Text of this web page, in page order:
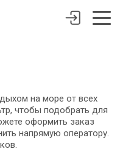
на море от всех
чтобы подобрать для
оформить заказ
напрямую оператору.